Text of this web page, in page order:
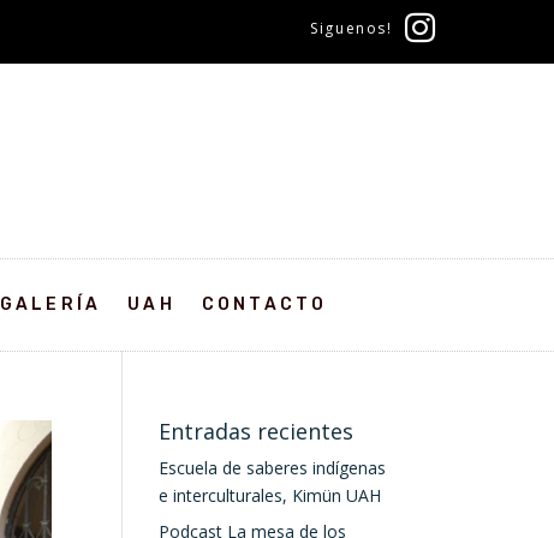
Siguenos!
GALERÍA UAH CONTACTO
Entradas recientes
Escuela de saberes indígenas
e interculturales, Kimün UAH
Podcast La mesa de los